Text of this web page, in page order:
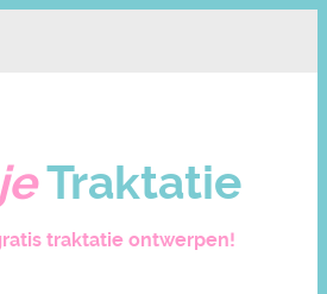
je Traktatie
traktatie ontwerpen!